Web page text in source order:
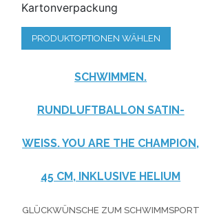
Kartonverpackung
PRODUKTOPTIONEN WÄHLEN
SCHWIMMEN.
RUNDLUFTBALLON SATIN-
WEISS. YOU ARE THE CHAMPION,
45 CM, INKLUSIVE HELIUM
GLÜCKWÜNSCHE ZUM SCHWIMMSPORT